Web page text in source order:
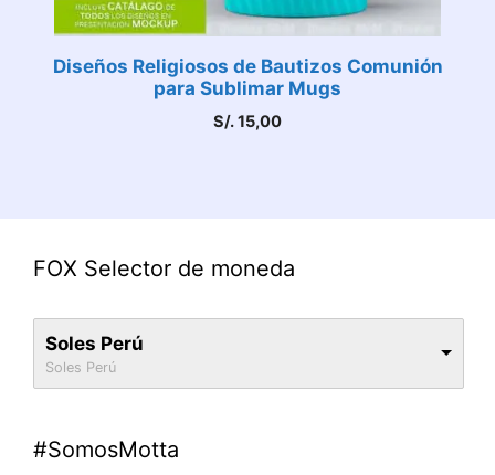
Diseños Religiosos de Bautizos Comunión
para Sublimar Mugs
S/.15,00
FOX Selector de moneda
Soles Perú
Soles Perú
#SomosMotta